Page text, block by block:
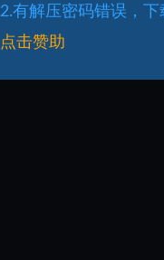
2.有解压密码错误，
点击赞助